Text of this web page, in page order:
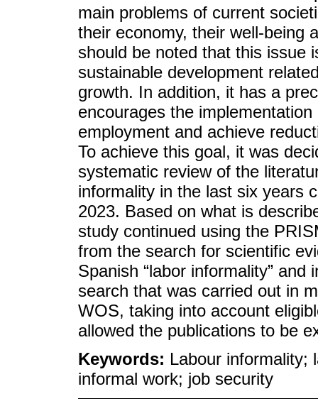
main problems of current
their economy, their well-being
should be noted that this issue
sustainable development
growth. In addition, it has a
encourages the
employment and achieve
To achieve this goal, it was
systematic review of the
informality in the last six years
2023. Based on what is
study continued using the
from the search for scientific
Spanish “labor informality” and
search that was carried out in
WOS, taking into account
allowed the publications to be
Keywords: Labour informality;
informal work; job security